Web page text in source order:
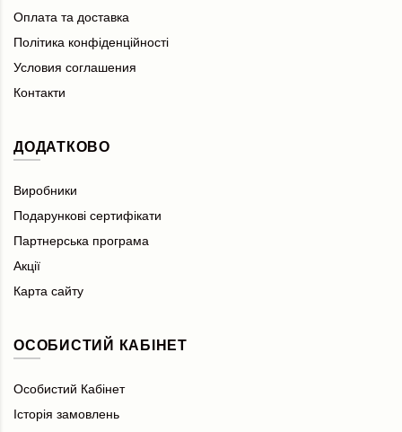
Оплата та доставка
Політика конфіденційності
Условия соглашения
Контакти
ДОДАТКОВО
Виробники
Подарункові сертифікати
Партнерська програма
Акції
Карта сайту
ОСОБИСТИЙ КАБІНЕТ
Особистий Кабінет
Історія замовлень